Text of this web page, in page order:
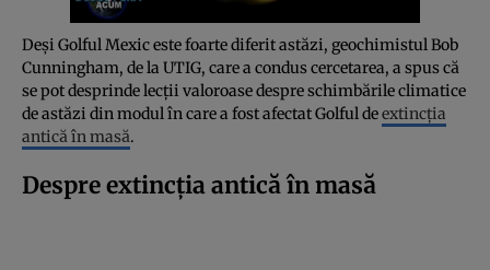
Deși Golful Mexic este foarte diferit astăzi, geochimistul Bob
Cunningham, de la UTIG, care a condus cercetarea, a spus că
se pot desprinde lecții valoroase despre schimbările climatice
de astăzi din modul în care a fost afectat Golful deextincția
antică în masă.
Despre extincția antică în masă